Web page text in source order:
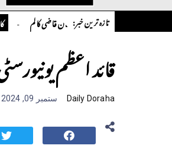
تازہ ترین خبر:
تمیور سلمان قاضی کالم کالم
قائد اعظم
Daily Doraha ستمبر 09, 2024